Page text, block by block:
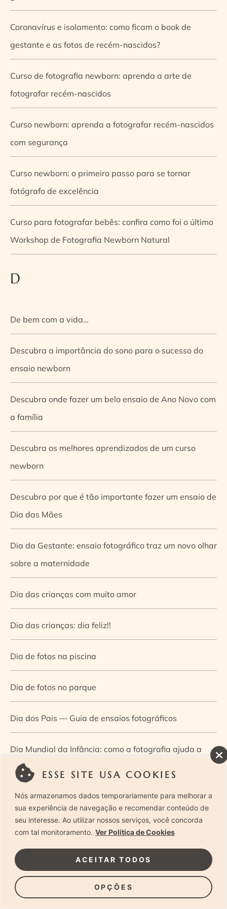
ESSE SITE USA COOKIES
Nós armazenamos dados temporariamente para melhorar a
sua experiência de navegação e recomendar conteúdo de
seu interesse. Ao utilizar nossos serviços, você concorda
com tal monitoramento. Ver Política de Cookies
OPÇÕES
ACEITAR TODOS
Coronavírus e isolamento: como ficam o book de
gestante e as fotos de recém-nascidos?
Curso de fotografia newborn: aprenda a arte de
fotografar recém-nascidos
Curso newborn: aprenda a fotografar recém-nascidos
com segurança
Curso newborn: o primeiro passo para se tornar
fotógrafo de excelência
Curso para fotografar bebês: confira como foi o último
Workshop de Fotografia Newborn Natural
D
De bem com a vida…
Descubra a importância do sono para o sucesso do
ensaio newborn
Descubra onde fazer um belo ensaio de Ano Novo com
a família
Descubra os melhores aprendizados de um curso
newborn
Descubra por que é tão importante fazer um ensaio de
Dia das Mães
Dia da Gestante: ensaio fotográfico traz um novo olhar
sobre a maternidade
Dia das crianças com muito amor
Dia das crianças: dia feliz!!
Dia de fotos na piscina
Dia de fotos no parque
Dia dos Pais — Guia de ensaios fotográficos
Dia Mundial da Infância: como a fotografia ajuda a
construir a memória e a identidade da criança
Diário de uma grávida e sua pequena
Dica de especialista: como otimizar o fluxo de trabalho
no ensaio newborn?
Dica de especialista: qual o melhor guia de poses para
fotografia newborn?